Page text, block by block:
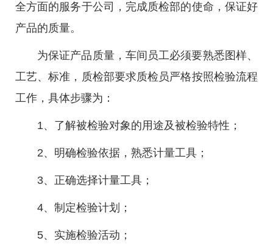
全方面的服务于公司，完成质检部的使命，保证好
产品的质量。
为保证产品质量，车间员工必须要熟悉图样、
工艺、标准，质检部要求质检员严格按照检验流程
工作，具体步骤为：
1、了解被检验对象的用途及被检验特性；
2、明确检验依据，熟悉计量工具；
3、正确选择计量工具；
4、制定检验计划；
5、实施检验活动；